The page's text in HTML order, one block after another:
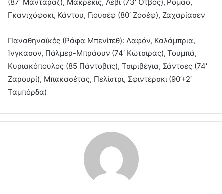
(87′ Μάνταραζ), Μακρέκις, Λέβι (73′ Ότβος), Ρομάο,
Γκανιχόφσκι, Κάντου, Γιουσέφ (80′ Ζοσέφ), Ζαχαρίασεν
Παναθηναϊκός (Ράφα Μπενίτεθ): Λαφόν, Καλάμπρια,
Ίνγκασον, Πάλμερ-Μπράουν (74′ Κώτσιρας), Τουμπά,
Κυριακόπουλος (85 Πάντοβιτς), Τσιριβέγια, Σάντσες (74′
Ζαρουρί), Μπακασέτας, Πελίστρι, Σφιντέρσκι (90’+2′
Ταμπόρδα)